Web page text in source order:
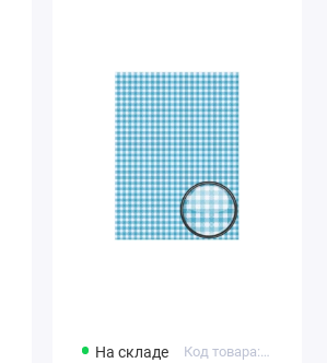
На складе Код товара: C3 CP09354